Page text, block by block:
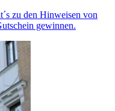
zu den Hinweisen von
gewinnen.